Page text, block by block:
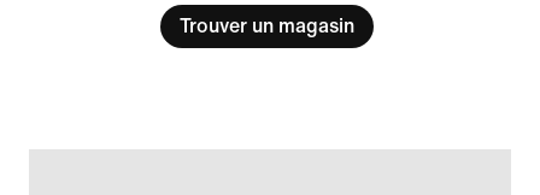
Trouver un magasin